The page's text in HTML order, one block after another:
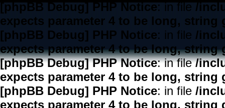
[phpBB Debug] PHP Notice: in file/
expects parameter 4 to be long, string
[phpBB Debug] PHP Notice: in file /
expects parameter 4 to be long, string
[phpBB Debug] PHP Notice: in file/
expects parameter 4 to be long, string
[phpBB Debug] PHP Notice: in file /
expects parameter 4 to be long, string